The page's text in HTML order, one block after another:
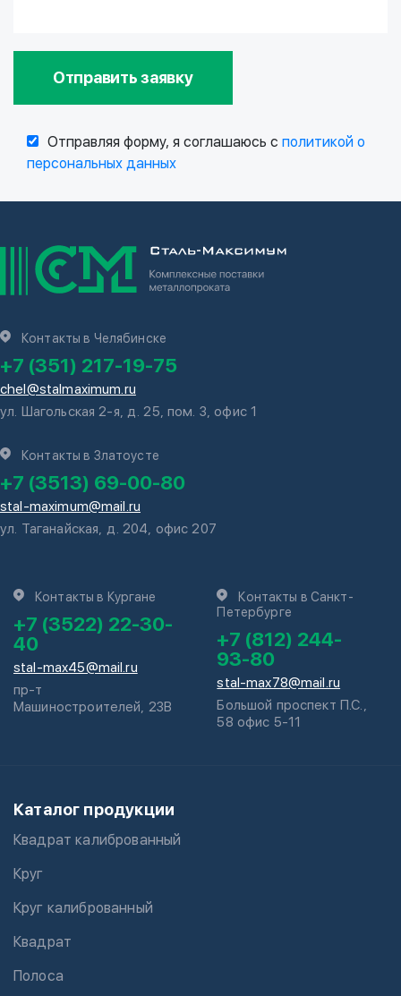
Отправить заявку
Отправляя форму, я соглашаюсь с политикой о
персональных данных
Контакты в Челябинске
+7 (351) 217-19-75
chel@stalmaximum.ru
ул. Шагольская 2-я, д. 25, пом. 3, офис 1
Контакты в Златоусте
+7 (3513) 69-00-80
stal-maximum@mail.ru
ул. Таганайская, д. 204, офис 207
Контакты в Кургане
+7 (3522) 22-30-
40
stal-max45@mail.ru
пр-т
Машиностроителей, 23В
Контакты в Санкт-
Петербурге
+7 (812) 244-
93-80
stal-max78@mail.ru
Большой проспект П.С.,
58 офис 5-11
Каталог продукции
Квадрат калиброванный
Круг
Круг калиброванный
Квадрат
Полоса